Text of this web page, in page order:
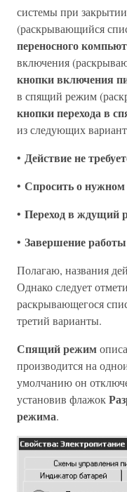
системы при
(раскрывающийся
переносного
включения
кнопки включения
в спящий режим
кнопки перехода в
из следующих
• Действие не
• Спросить о нужном
• Переход в ждущий
• Завершение работы
Полагаю, названия
Однако следует
раскрывающегося
третий варианты.
Спящий режим
производится на
умолчанию он
установив флажок
режима.